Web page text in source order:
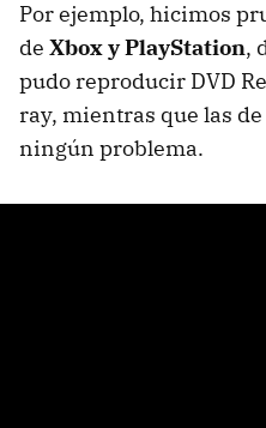
Por ejemplo, hicimos
de Xbox y PlayStation,
pudo reproducir DVD
ray, mientras que las
ningún problema.